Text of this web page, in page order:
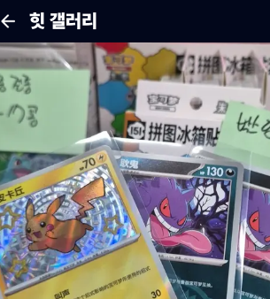
힛 갤러리